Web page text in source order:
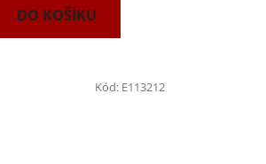
DO KOŠÍKU
Kód: E113212